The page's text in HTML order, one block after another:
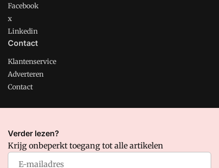
Facebook
x
Linkedin
Contact
Klantenservice
Adverteren
Contact
CMweb is onderdeel van VMN media. Lees in
waar VMN media voor staat. Op gebruik van deze site zijn de
volgende regelingen van toepassing:Algemene Voorwaarden
Privacy en Cookie beleid
Verder lezen?
Krijg onbeperkt toegang tot alle artikelen